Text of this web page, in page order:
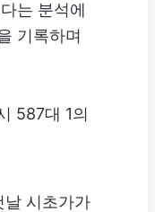
는 분석에
기록하며
587대 1의
날 시초가가